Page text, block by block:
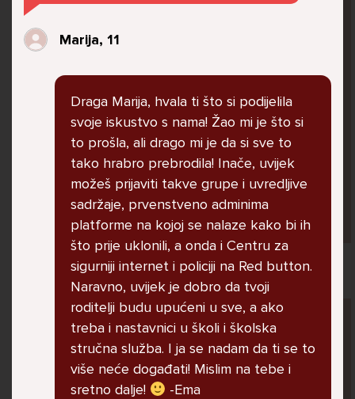
i drugih drugih društvenih mreža. Sad opet
razgovaramo no jako teško. Stalno provodim
vrijeme učeći ili trenirajući moje pse jako sam
vezana za njih te ih jako volim Često
razgovaram s mamom no ne želim joj sve reći
jer me ne shvaća. Ponekad želim skočiti sa
balkona svoje kuće. Neznam što da više
Lana, 12
Pitaj Stručnjaka
STRUCNJAK
Marija, 11
Draga Marija, hvala ti što si podijelila
svoje iskustvo s nama! Žao mi je što si
to prošla, ali drago mi je da si sve to
tako hrabro prebrodila! Inače, uvijek
možeš prijaviti takve grupe i uvredljive
sadržaje, prvenstveno adminima
platforme na kojoj se nalaze kako bi ih
što prije uklonili, a onda i Centru za
sigurniji internet i policiji na Red button.
Naravno, uvijek je dobro da tvoji
roditelji budu upućeni u sve, a ako
treba i nastavnici u školi i školska
stručna služba. I ja se nadam da ti se to
više neće događati! Mislim na tebe i
sretno dalje!
-Ema